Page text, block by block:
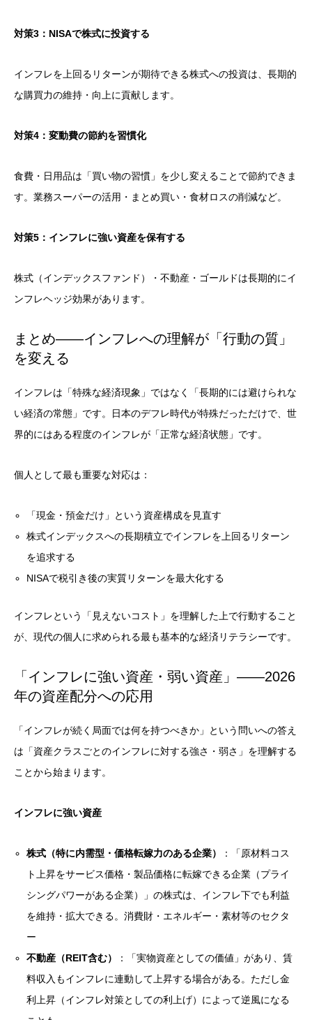
対策3：NISAで株式に投資する
インフレを上回るリターンが期待できる株式への投資は、長期的
な購買力の維持・向上に貢献します。
対策4：変動費の節約を習慣化
食費・日用品は「買い物の習慣」を少し変えることで節約できま
す。業務スーパーの活用・まとめ買い・食材ロスの削減など。
対策5：インフレに強い資産を保有する
株式（インデックスファンド）・不動産・ゴールドは長期的にイ
ンフレヘッジ効果があります。
まとめ——インフレへの理解が「行動の質」
を変える
インフレは「特殊な経済現象」ではなく「長期的には避けられな
い経済の常態」です。日本のデフレ時代が特殊だっただけで、世
界的にはある程度のインフレが「正常な経済状態」です。
個人として最も重要な対応は：
「現金・預金だけ」という資産構成を見直す
株式インデックスへの長期積立でインフレを上回るリターン
を追求する
NISAで税引き後の実質リターンを最大化する
インフレという「見えないコスト」を理解した上で行動すること
が、現代の個人に求められる最も基本的な経済リテラシーです。
「インフレに強い資産・弱い資産」——2026
年の資産配分への応用
「インフレが続く局面では何を持つべきか」という問いへの答え
は「資産クラスごとのインフレに対する強さ・弱さ」を理解する
ことから始まります。
インフレに強い資産
株式（特に内需型・価格転嫁力のある企業）
：「原材料コス
ト上昇をサービス価格・製品価格に転嫁できる企業（プライ
シングパワーがある企業）」の株式は、インフレ下でも利益
を維持・拡大できる。消費財・エネルギー・素材等のセクタ
ー
不動産（REIT含む）
：「実物資産としての価値」があり、賃
料収入もインフレに連動して上昇する場合がある。ただし金
利上昇（インフレ対策としての利上げ）によって逆風になる